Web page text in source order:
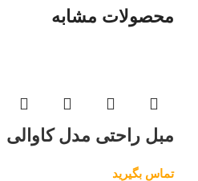
محصولات مشابه
مبل راحتی مدل کاوالی
تماس بگیرید